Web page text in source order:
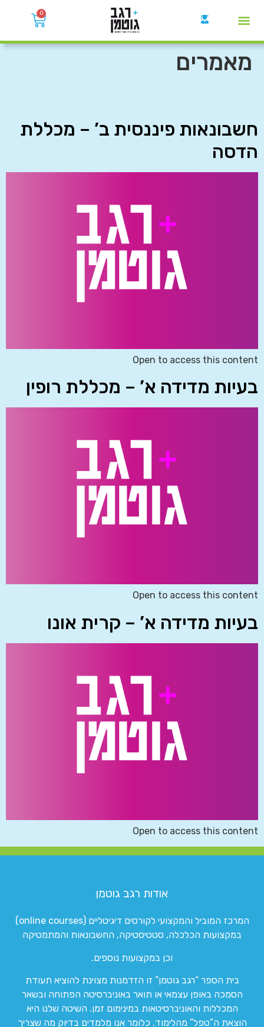
0
מאמרים
חשבונאות פיננסית ב’ – מכללת
הדסה
Open to access this content
בעיות מדידה א’ – מכללת רופין
Open to access this content
בעיות מדידה א’ – קרית אונו
Open to access this content
אודות רגב גוטמן
המרכז המוביל והמקצועי לקורסים דיגיטליים (online courses)
במקצועות הכלכלה, סטטיסטיקה, החשבונאות והמתמטיקה
וכן במקצועות נוספים.
בית הספר “רגב גוטמן” זו הזדמנות מצוינת להוציא תעודת
הסמכה באופן עצמאי או תואר באוניברסיטה הפתוחה ובשאר
המכללות והאוניברסיטאות במינימום זמן. השיטה שלנו היא
הוצאת ה”טפל” מהלימוד. כלומר אנו מלמדים בדיוק מה שצריך